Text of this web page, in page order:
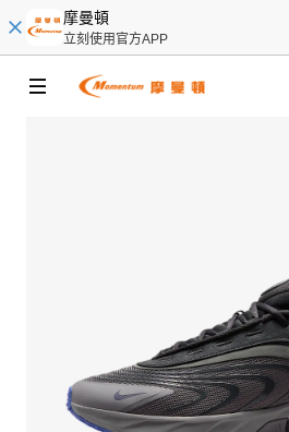
摩曼頓
立刻使用官方APP